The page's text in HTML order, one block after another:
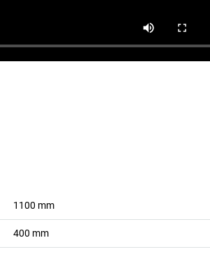
1100 mm
400 mm